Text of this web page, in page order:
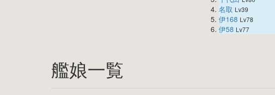
名取 Lv39
伊168 Lv78
伊58 Lv77
艦娘一覧